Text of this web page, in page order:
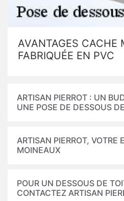
AVANTAGES CACHE
FABRIQUÉE EN PVC
ARTISAN PIERROT : UN
UNE POSE DE DESSOUS
ARTISAN PIERROT, VOTRE
MOINEAUX
POUR UN DESSOUS DE
CONTACTEZ ARTISAN